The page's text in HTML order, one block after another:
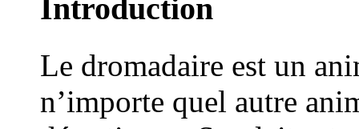
Introduction
Le dromadaire est un
n’importe quel autre